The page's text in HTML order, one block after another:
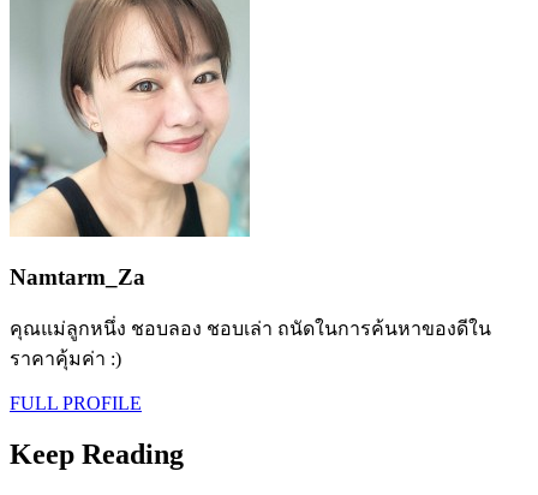
Namtarm_Za
คุณแม่ลูกหนึ่ง ชอบลอง ชอบเล่า ถนัดในการค้นหาของดีใน
ราคาคุ้มค่า :)
FULL PROFILE
Keep Reading